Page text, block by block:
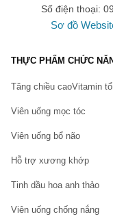
Số điện thoại:
Sơ đồ
THỰC PHẨM CHỨC
Tăng chiều caoVitamin
Viên uống mọc tóc
Viên uống bổ não
Hỗ trợ xương khớp
Tinh dầu hoa anh thảo
Viên uống chống nắng